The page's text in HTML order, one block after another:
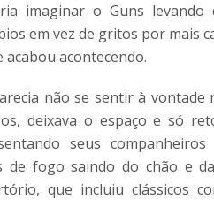
imaginar o Guns levando
em vez de gritos por mais
acabou acontecendo.
não se sentir à vontade
deixava o espaço e só
seus
de fogo saindo do chão e
que incluiu clássicos